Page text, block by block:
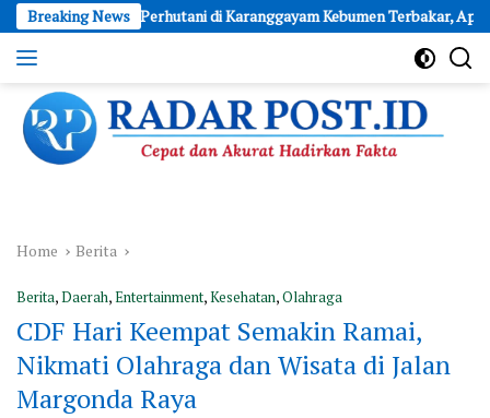
Skip
to
content
Breaking News
Perhutani di Karanggayam Kebumen Terbakar, Api Dipadamkan
dan
Akurat
Hadirkan
Fakta
Home Berita
Berita,Daerah,Entertainment,Kesehatan,Olahraga
CDF Hari Keempat Semakin Ramai,
Nikmati Olahraga dan Wisata di Jalan
Margonda Raya